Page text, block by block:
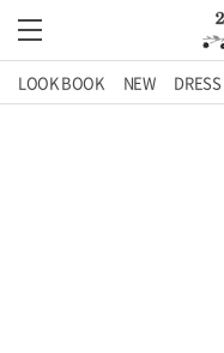
LOOK BOOK NEW DRESS